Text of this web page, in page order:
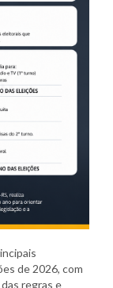
de 2026, com
regras e